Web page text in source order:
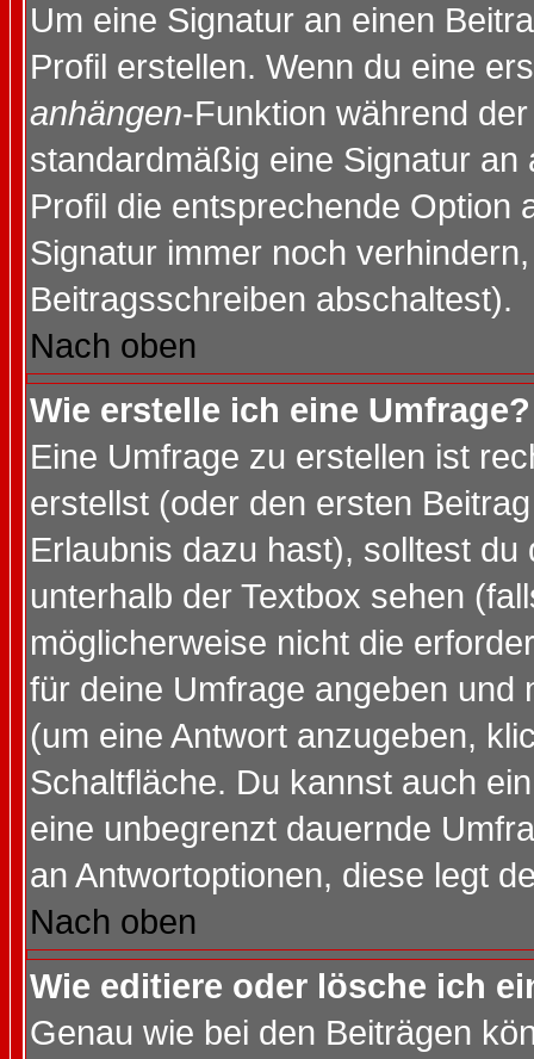
Um eine Signatur an einen
Profil erstellen. Wenn du eine
anhängen-Funktion während
standardmäßig eine Signatur
Profil die entsprechende Option
Signatur immer noch
Beitragsschreiben abschaltest).
Nach oben
Wie erstelle ich eine Umfrage?
Eine Umfrage zu erstellen ist
erstellst (oder den ersten
Erlaubnis dazu hast), solltest
unterhalb der Textbox sehen
möglicherweise nicht die
für deine Umfrage angeben und
(um eine Antwort anzugeben,
Schaltfläche. Du kannst auch
eine unbegrenzt dauernde
an Antwortoptionen, diese legt
Nach oben
Wie editiere oder lösche ich
Genau wie bei den Beiträgen